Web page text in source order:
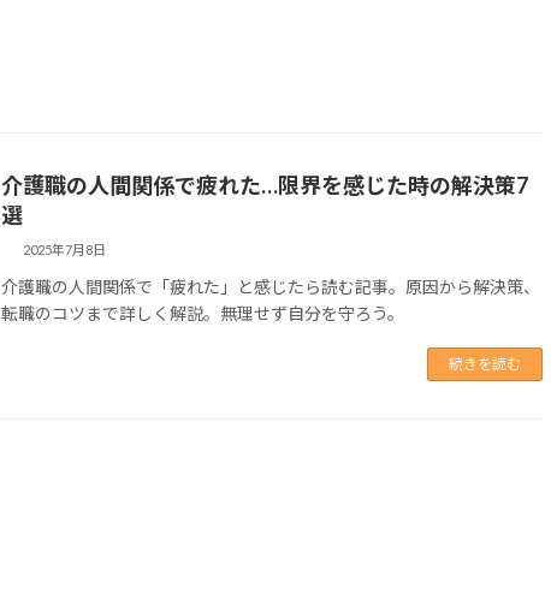
介護職の人間関係で疲れた…限界を感じた時の解決策7
選
2025年7月8日
介護職の人間関係で「疲れた」と感じたら読む記事。原因から解決策、
転職のコツまで詳しく解説。無理せず自分を守ろう。
続きを読む